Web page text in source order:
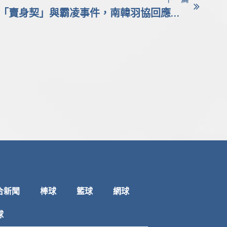
南韓羽球天后安洗瑩控訴「賣身契」與霸凌事件，南韓羽協回應遭質疑
新聞 棒球 籃球 網球